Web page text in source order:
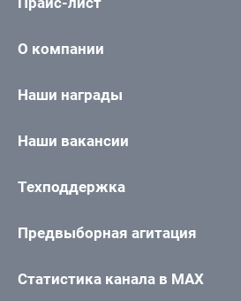
О компании
Наши награды
Наши вакансии
Техподдержка
Предвыборная агитация
Статистика канала в MAX